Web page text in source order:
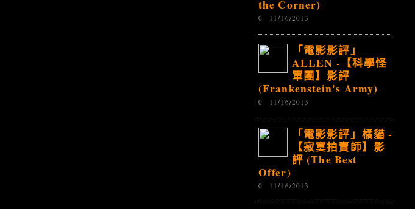
the Corner)
0 11/16/2013
「電影影評」
ALLEN -【科學怪
軍團】影評
(Frankenstein's Army)
0 11/16/2013
「電影影評」橘貓 -
【寂寞拍賣師】影
評 (The Best
Offer)
0 11/16/2013